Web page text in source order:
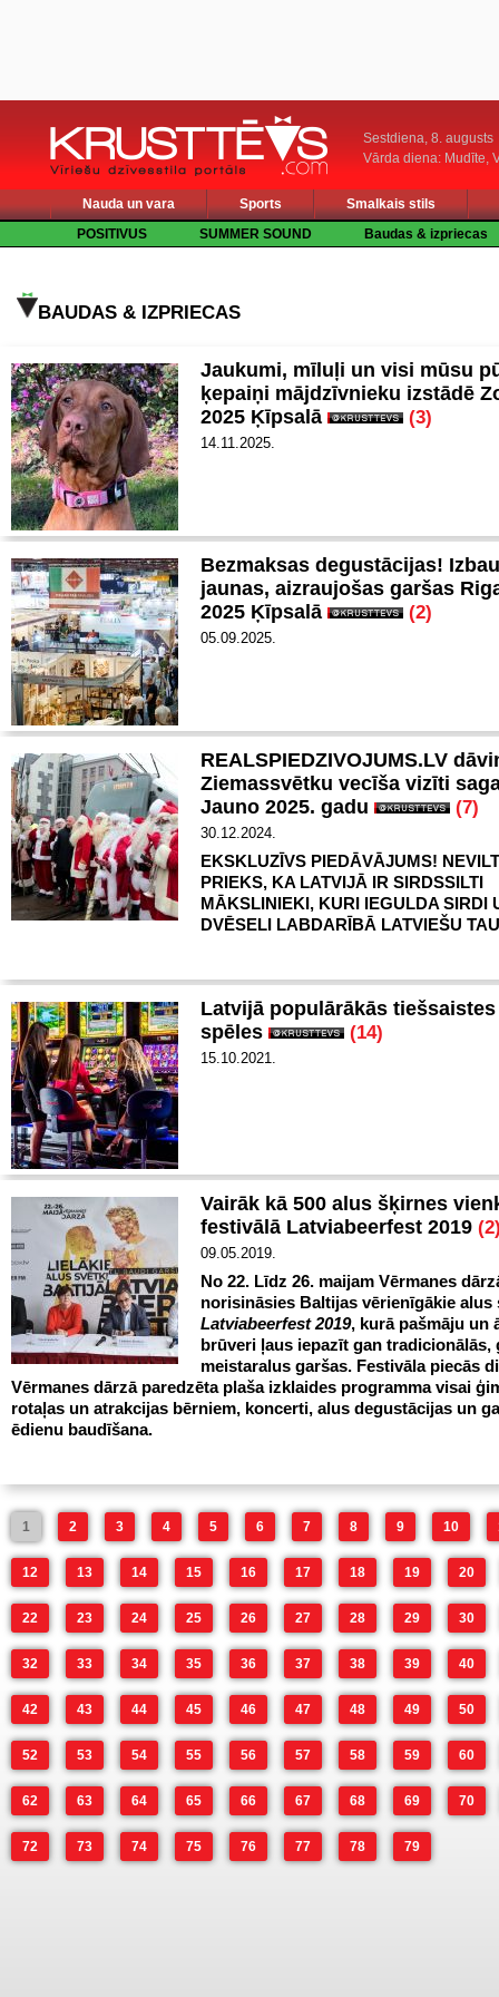
Sestdiena, 8. augusts
Vārda diena: Mudīte,
Nauda un vara Sports
Smalkais stils
POSITIVUS
SUMMER SOUND Baudas & izpriecas
BAUDAS & IZPRIECAS
Jaukumi, mīluļi un visi mūsu
ķepaiņi mājdzīvnieku izstādē
2025 Ķīpsalā
(3)
14.11.2025.
Bezmaksas degustācijas!
jaunas, aizraujošas garšas
2025 Ķīpsalā
(2)
05.09.2025.
REALSPIEDZIVOJUMS.LV
Ziemassvētku vecīša vizīti
Jauno 2025. gadu
(7)
30.12.2024.
EKSKLUZĪVS PIEDĀVĀJUMS!
PRIEKS, KA LATVIJĀ IR SIRDSSILTI
MĀKSLINIEKI, KURI IEGULDA SIRDI
DVĒSELI LABDARĪBĀ LATVIEŠU
Latvijā populārākās
spēles
(14)
15.10.2021.
Vairāk kā 500 alus šķirnes
festivālā Latviabeerfest 2019
09.05.2019.
No 22. Līdz 26. maijam Vērmanes
norisināsies Baltijas vērienīgākie alus
Latviabeerfest 2019, kurā pašmāju un
brūveri ļaus iepazīt gan tradicionālās,
meistaralus garšas. Festivāla piecās
Vērmanes dārzā paredzēta plaša izklaides programma visai
rotaļas un atrakcijas bērniem, koncerti, alus degustācijas un
ēdienu baudīšana.
1 2 3 4 5 6 7 8 9 10
12 13 14 15 16 17 18 19 20
22 23 24 25 26 27 28 29 30
32 33 34 35 36 37 38 39 40
42 43 44 45 46 47 48 49 50
52 53 54 55 56 57 58 59 60
62 63 64 65 66 67 68 69 70
72 73 74 75 76 77 78 79